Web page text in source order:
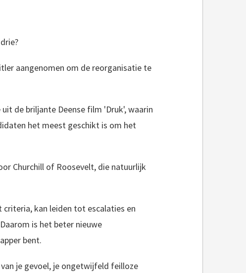
aangenomen om de reorganisatie te
de briljante Deense film 'Druk', waarin
het meest geschikt is om het
Churchill of Roosevelt, die natuurlijk
criteria, kan leiden tot escalaties en
is het beter nieuwe
bent.
je gevoel, je ongetwijfeld feilloze